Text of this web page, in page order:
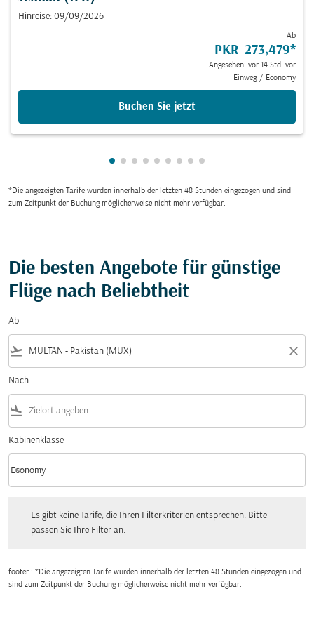
Hinreise: 09/09/2026
Ab
PKR 273,479*
Angesehen: vor 14 Std. vor
Einweg / Economy
Buchen Sie jetzt
zeigt cmp-pagination-showing-card 1
zeigt cmp-pagination-showing-card
zeigt cmp-pagination-showing-
zeigt cmp-pagination-showing-
zeigt cmp-pagination-
zeigt cmp-pagination-
zeigt cmp-pagination-
zeigt cmp-pagination-
zeigt cmp-
*Die angezeigten Tarife wurden innerhalb der letzten 48 Stunden eingezogen und sind
zum Zeitpunkt der Buchung möglicherweise nicht mehr verfügbar.
Die besten Angebote für günstige
Flüge nach Beliebtheit
Ab
flight_takeoff close
Nach
flight_land
Kabinenklasse
Kabinenklasse option Economy Selected
Economy
keyboard_arrow_down
Es gibt keine Tarife, die Ihren Filterkriterien entsprechen. Bitte
passen Sie Ihre Filter an.
footer : *Die angezeigten Tarife wurden innerhalb der letzten 48 Stunden eingezogen und
sind zum Zeitpunkt der Buchung möglicherweise nicht mehr verfügbar.